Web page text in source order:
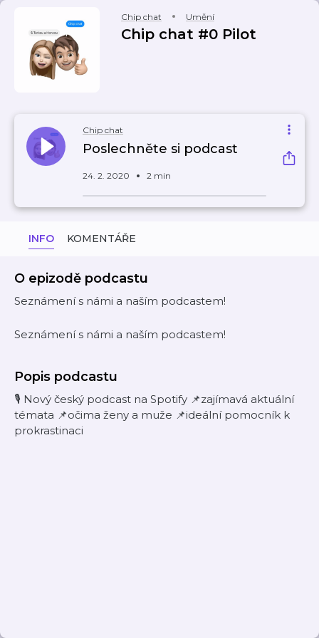
Chip chat Umění
Chip chat #0 Pilot
Chip chat
Poslechněte si podcast
24. 2. 2020 2 min
INFO KOMENTÁŘE
O epizodě podcastu
Seznámení s námi a naším podcastem!
Seznámení s námi a naším podcastem!
Popis podcastu
🎙️ Nový český podcast na Spotify 📌zajímavá aktuální
témata 📌očima ženy a muže 📌ideální pomocník k
prokrastinaci